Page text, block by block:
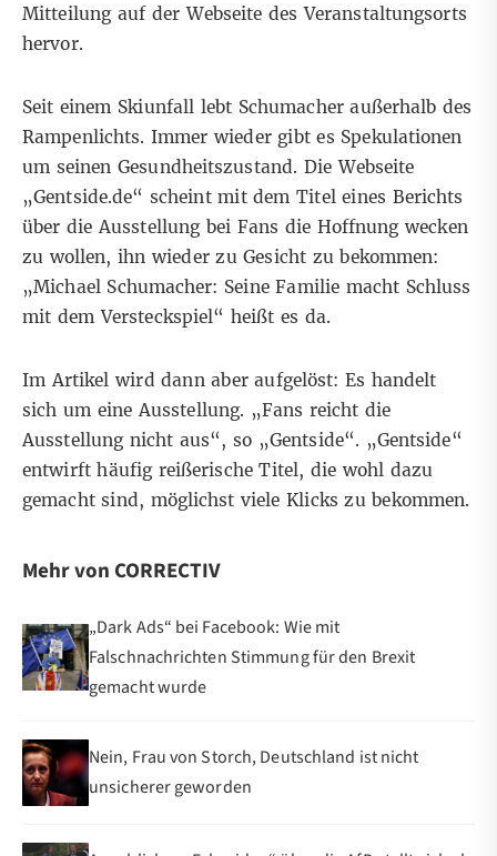
Mitteilung auf der Webseite des Veranstaltungsorts
hervor.
Seit einem Skiunfall lebt Schumacher außerhalb des
Rampenlichts. Immer wieder gibt es Spekulationen
um seinen Gesundheitszustand. Die Webseite
„Gentside.de“ scheint mit dem Titeleines Berichts
über die Ausstellungbei Fans die Hoffnung wecken
zu wollen, ihn wieder zu Gesicht zu bekommen:
„Michael Schumacher: Seine Familie macht Schluss
mit dem Versteckspiel“ heißt es da.
Im Artikel wird dann aber aufgelöst: Es handelt
sich um eine Ausstellung. „Fans reicht die
Ausstellung nicht aus“, so „Gentside“. „Gentside“
entwirft häufig reißerische Titel, die wohl dazu
gemacht sind, möglichst viele Klicks zu bekommen.
Mehr von CORRECTIV
„Dark Ads“ bei Facebook: Wie mit
Falschnachrichten Stimmung für den Brexit
gemacht wurde
Nein, Frau von Storch, Deutschland ist nicht
unsicherer geworden